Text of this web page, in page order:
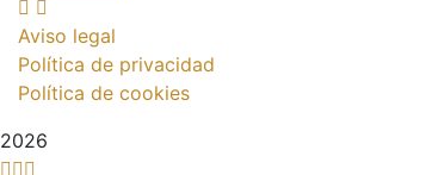
Aviso legal
Política de privacidad
Política de cookies
2026